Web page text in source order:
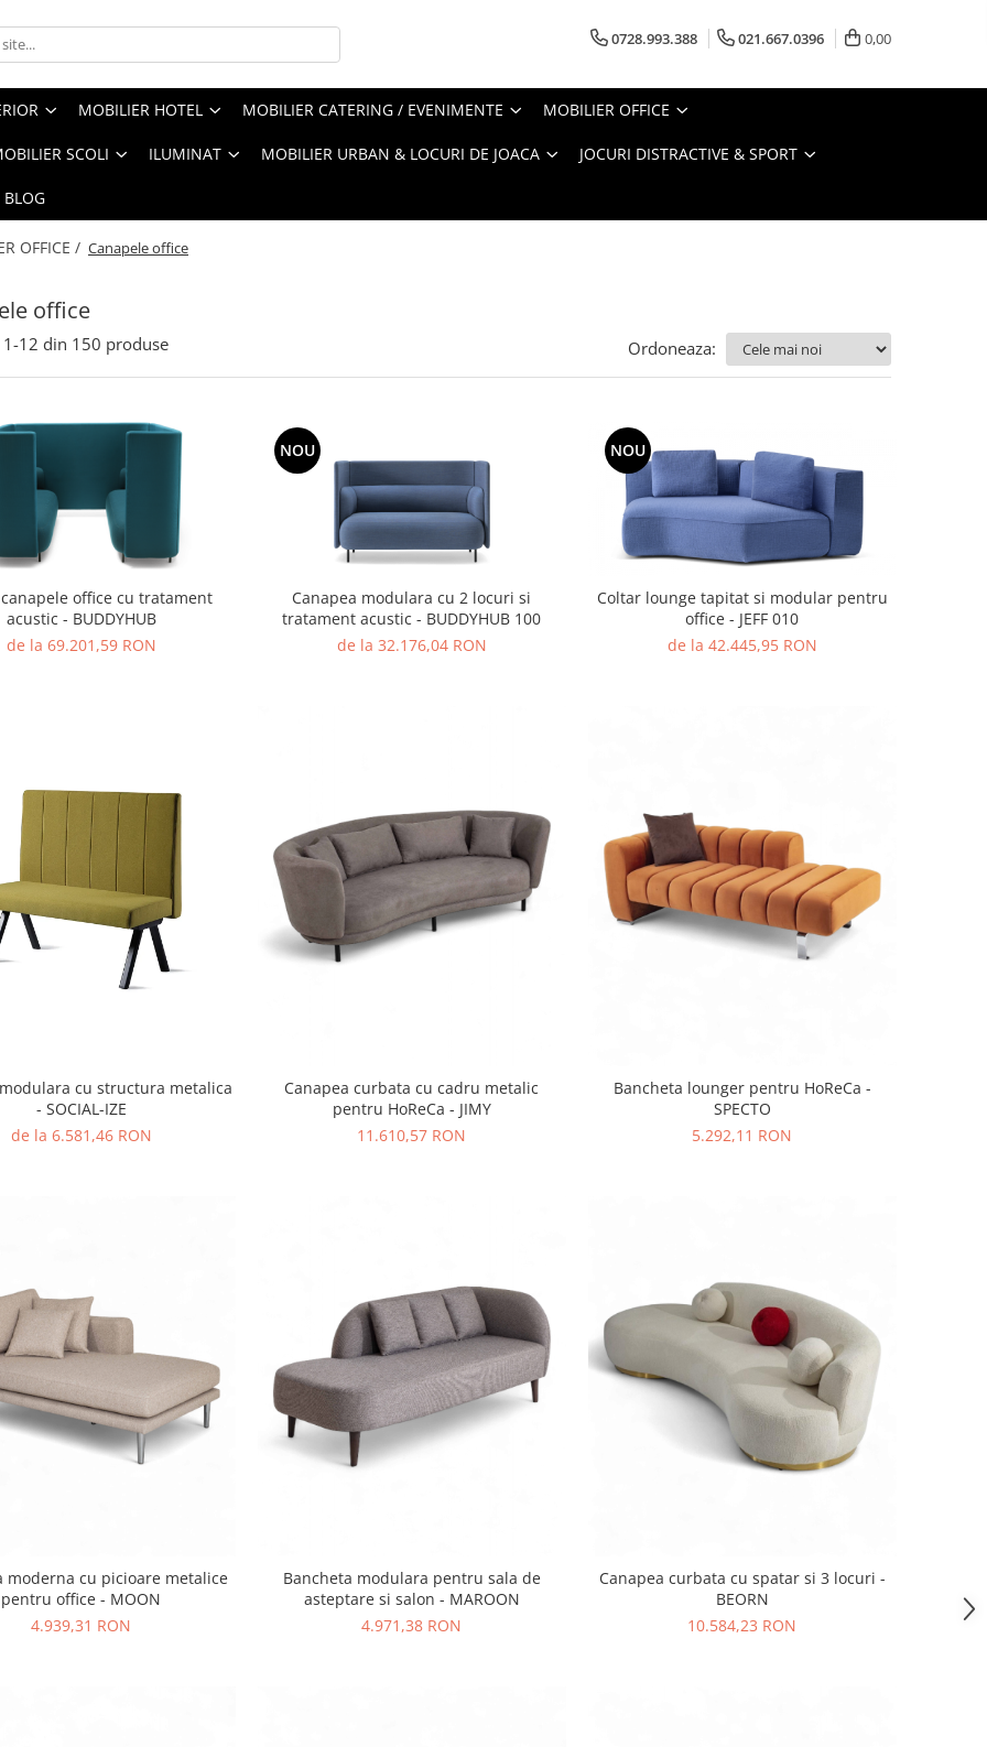
0728.993.388 021.667.0396 0,00
MOBILIER HOTEL MOBILIER CATERING / EVENIMENTE MOBILIER OFFICE
SCOLI ILUMINAT MOBILIER URBAN & LOCURI DE JOACA JOCURI DISTRACTIVE & SPORT
BLOG
OFFICE / Canapele office
office
1-12 din 150 produse Ordoneaza:
office cu tratament
acustic - BUDDYHUB
de la 69.201,59 RON
NOU
Canapea modulara cu 2 locuri si
tratament acustic - BUDDYHUB 100
de la 32.176,04 RON
NOU
Coltar lounge tapitat si modular pentru
office - JEFF 010
de la 42.445,95 RON
cu structura metalica
- SOCIAL-IZE
de la 6.581,46 RON
Canapea curbata cu cadru metalic
pentru HoReCa - JIMY
11.610,57 RON
Bancheta lounger pentru HoReCa -
SPECTO
5.292,11 RON
moderna cu picioare metalice
pentru office - MOON
4.939,31 RON
Bancheta modulara pentru sala de
asteptare si salon - MAROON
4.971,38 RON
Canapea curbata cu spatar si 3 locuri -
BEORN
10.584,23 RON